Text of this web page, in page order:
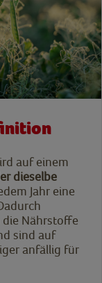
auf einem
dieselbe
Jahr eine
die Nährstoffe
sind auf
anfällig für